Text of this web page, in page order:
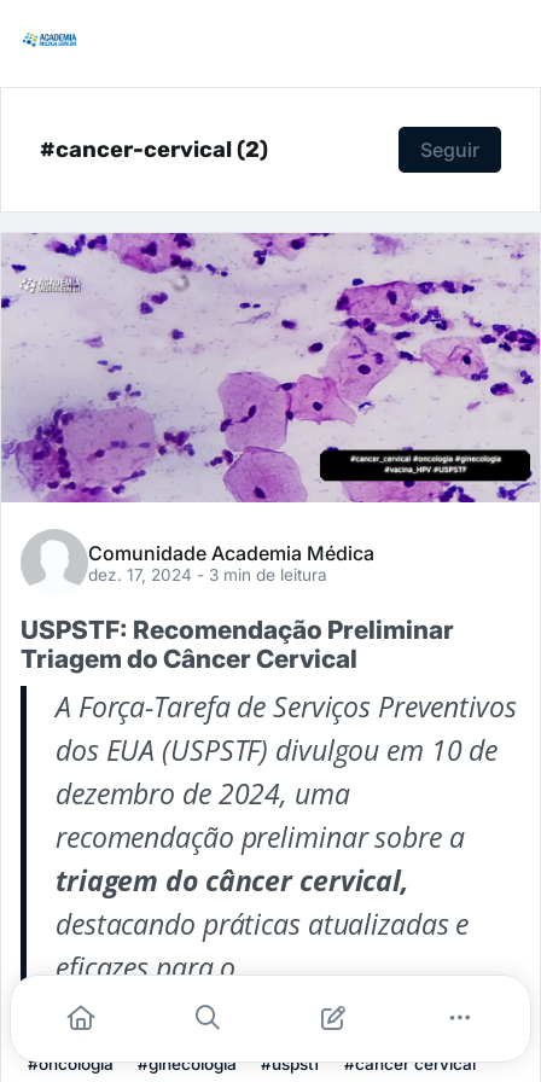
#cancer-cervical (2) Seguir
Comunidade Academia Médica
dez. 17, 2024 - 3 min de leitura
USPSTF: Recomendação Preliminar
Triagem do Câncer Cervical
A Força-Tarefa de Serviços Preventivos
dos EUA (USPSTF) divulgou em 10 de
dezembro de 2024, uma
recomendação preliminar sobre a
triagem do câncer cervical,
destacando práticas atualizadas e
eficazes para o
#oncologia #ginecologia #uspstf #cancer cervical